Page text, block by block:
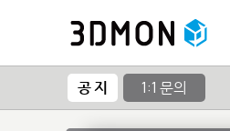
공 지 1:1 문의